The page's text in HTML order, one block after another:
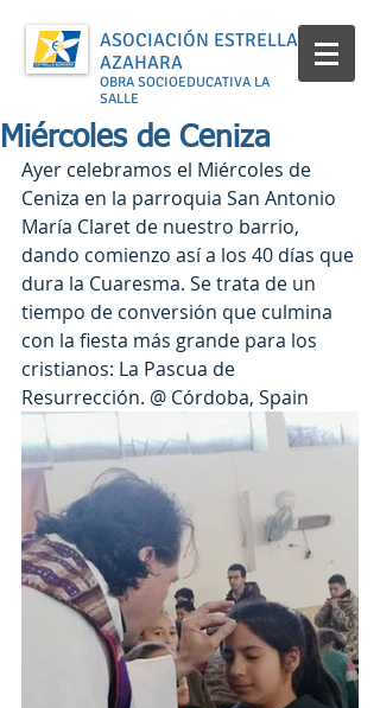
ASOCIACIÓN ESTRELLA
AZAHARA
OBRA SOCIOEDUCATIVA LA
SALLE
Miércoles de Ceniza
Ayer celebramos el Miércoles de
Ceniza en la parroquia San Antonio
María Claret de nuestro barrio,
dando comienzo así a los 40 días que
dura la Cuaresma. Se trata de un
tiempo de conversión que culmina
con la fiesta más grande para los
cristianos: La Pascua de
Resurrección. @ Córdoba, Spain